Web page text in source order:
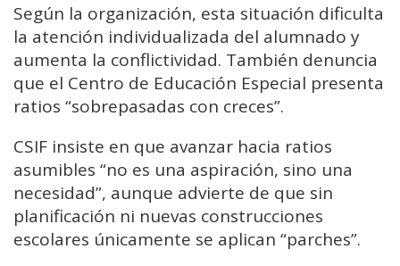
Según la organización, esta situación dificulta
la atención individualizada del alumnado y
aumenta la conflictividad. También denuncia
que el Centro de Educación Especial presenta
ratios “sobrepasadas con creces”.
CSIF insiste en que avanzar hacia ratios
asumibles “no es una aspiración, sino una
necesidad”, aunque advierte de que sin
planificación ni nuevas construcciones
escolares únicamente se aplican “parches”.